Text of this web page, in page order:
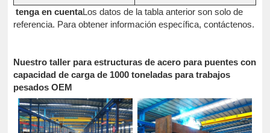
tenga en cuentaLos datos de la tabla anterior son solo de
referencia. Para obtener información específica, contáctenos.
Nuestro taller para estructuras de acero para puentes con
capacidad de carga de 1000 toneladas para trabajos
pesados OEM